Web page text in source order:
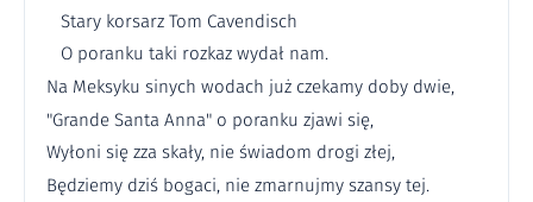
Stary korsarz Tom Cavendisch
O poranku taki rozkaz wydał nam.
Na Meksyku sinych wodach już czekamy doby dwie,
"Grande Santa Anna" o poranku zjawi się,
Wyłoni się zza skały, nie świadom drogi złej,
Będziemy dziś bogaci, nie zmarnujmy szansy tej.